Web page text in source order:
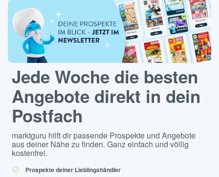
Jede Woche die besten
Angebote direkt in dein
Postfach
marktguru hilft dir passende Prospekte und Angebote
aus deiner Nähe zu finden. Ganz einfach und völlig
kostenfrei.
Prospekte deiner Lieblingshändler